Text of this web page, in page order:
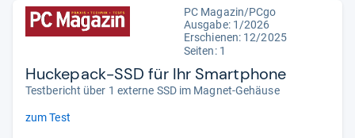
PC Magazin/PCgo
Ausgabe: 1/2026
Erschienen: 12/2025
Seiten: 1
Huckepack-SSD für Ihr Smartphone
Testbericht über 1 externe SSD im Magnet-Gehäuse
zum Test